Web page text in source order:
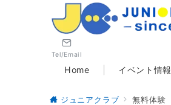
Tel/Email
Home イベント情報
ジュニアクラブ 無料体験